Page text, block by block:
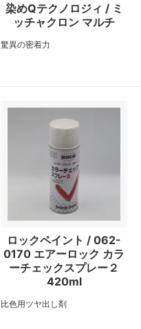
染めQテクノロジィ / ミ
ッチャクロン マルチ
驚異の密着力
ロックペイント / 062-
0170 エアーロック カラ
ーチェックスプレー２
420ml
比色用ツヤ出し剤